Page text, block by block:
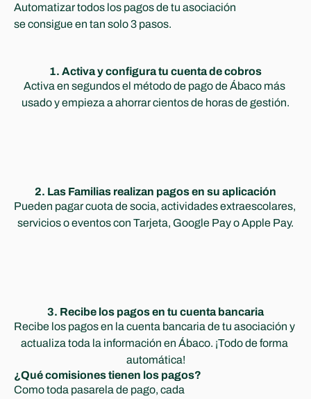
Automatizar todos los pagos de tu asociación
se consigue en tan solo 3 pasos.
1. Activa y configura tu cuenta de cobros
Activa en segundos el método de pago de Ábaco más
usado y empieza a ahorrar cientos de horas de gestión.
2. Las Familias realizan pagos en su aplicación
Pueden pagar cuota de socia, actividades extraescolares,
servicios o eventos con Tarjeta, Google Pay o Apple Pay.
3. Recibe los pagos en tu cuenta bancaria
Recibe los pagos en la cuenta bancaria de tu asociación y
actualiza toda la información en Ábaco. ¡Todo de forma
automática!
¿Qué comisiones tienen los pagos?
Como toda pasarela de pago, cada